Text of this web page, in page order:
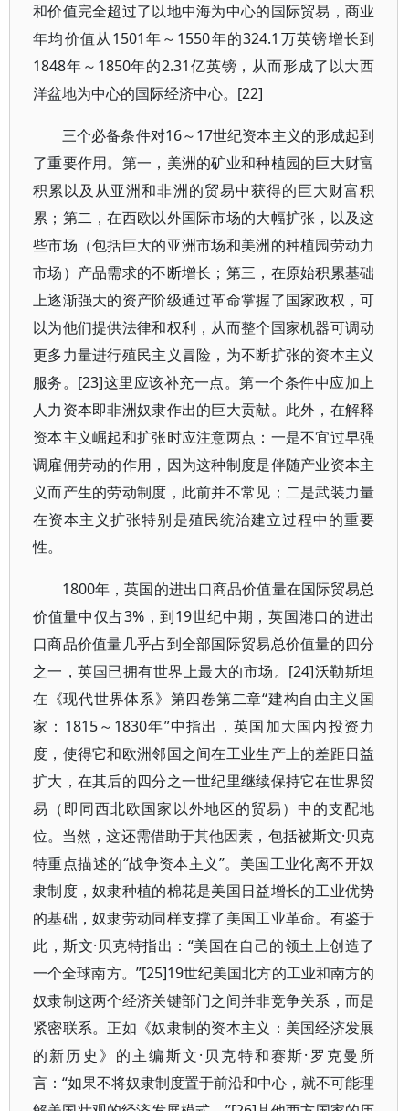
和价值完全超过了以地中海为中心的国际贸易，商业
年均价值从1501年～1550年的324.1万英镑增长到
1848年～1850年的2.31亿英镑，从而形成了以大西
洋盆地为中心的国际经济中心。[22]
三个必备条件对16～17世纪资本主义的形成起到
了重要作用。第一，美洲的矿业和种植园的巨大财富
积累以及从亚洲和非洲的贸易中获得的巨大财富积
累；第二，在西欧以外国际市场的大幅扩张，以及这
些市场（包括巨大的亚洲市场和美洲的种植园劳动力
市场）产品需求的不断增长；第三，在原始积累基础
上逐渐强大的资产阶级通过革命掌握了国家政权，可
以为他们提供法律和权利，从而整个国家机器可调动
更多力量进行殖民主义冒险，为不断扩张的资本主义
服务。[23]这里应该补充一点。第一个条件中应加上
人力资本即非洲奴隶作出的巨大贡献。此外，在解释
资本主义崛起和扩张时应注意两点：一是不宜过早强
调雇佣劳动的作用，因为这种制度是伴随产业资本主
义而产生的劳动制度，此前并不常见；二是武装力量
在资本主义扩张特别是殖民统治建立过程中的重要
性。
1800年，英国的进出口商品价值量在国际贸易总
价值量中仅占3%，到19世纪中期，英国港口的进出
口商品价值量几乎占到全部国际贸易总价值量的四分
之一，英国已拥有世界上最大的市场。[24]沃勒斯坦
在《现代世界体系》第四卷第二章“建构自由主义国
家：1815～1830年”中指出，英国加大国内投资力
度，使得它和欧洲邻国之间在工业生产上的差距日益
扩大，在其后的四分之一世纪里继续保持它在世界贸
易（即同西北欧国家以外地区的贸易）中的支配地
位。当然，这还需借助于其他因素，包括被斯文·贝克
特重点描述的“战争资本主义”。美国工业化离不开奴
隶制度，奴隶种植的棉花是美国日益增长的工业优势
的基础，奴隶劳动同样支撑了美国工业革命。有鉴于
此，斯文·贝克特指出：“美国在自己的领土上创造了
一个全球南方。”[25]19世纪美国北方的工业和南方的
奴隶制这两个经济关键部门之间并非竞争关系，而是
紧密联系。正如《奴隶制的资本主义：美国经济发展
的新历史》的主编斯文·贝克特和赛斯·罗克曼所
言：“如果不将奴隶制度置于前沿和中心，就不可能理